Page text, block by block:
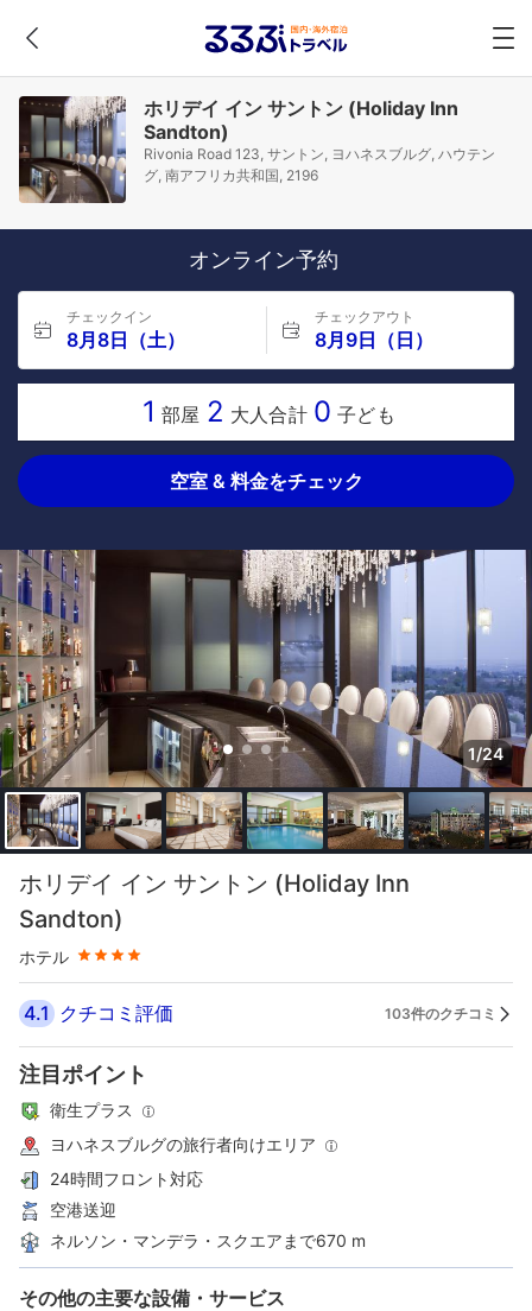
ホリデイ イン サントン (Holiday Inn
Sandton)
Rivonia Road 123, サントン, ヨハネスブルグ, ハウテン
グ, 南アフリカ共和国, 2196
オンライン予約
チェックイン
8月8日（土）
チェックアウト
8月9日（日）
1 部屋 2 大人合計 0 子ども
空室 & 料金をチェック
1/24
ホリデイ イン サントン (Holiday Inn
Sandton)
ホテル
星評価 4つ星
4.1 クチコミ評価 103件のクチコミ
注目ポイント
衛生プラス
ヨハネスブルグの旅行者向けエリア
24時間フロント対応
空港送迎
ネルソン・マンデラ・スクエアまで670 m
その他の主要な設備・サービス